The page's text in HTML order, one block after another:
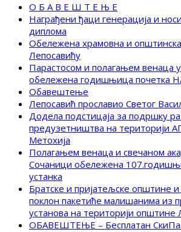
О Б А В Е Ш Т Е Њ Е
Награђени ђаци генерација и
диплома
Обележена храмовна и општинска
Лепосавићу
Парастосом и полагањем венаца
обележена годишњица почетка
Обавештење
Лепосавић прославио Светог
Додела подстицаја за подршку
предузетништва на територији
Метохија
Полагањем венаца и свечаном
Сочаници обележена
устанка
Братске и пријатељске општине
поклон пакетиће малишанима из
установа на територији општине
ОБАВЕШТЕЊЕ – Бесплатан